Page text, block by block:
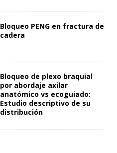
Bloqueo PENG en fractura de
cadera
Bloqueo de plexo braquial
por abordaje axilar
anatómico vs ecoguiado:
Estudio descriptivo de su
distribución